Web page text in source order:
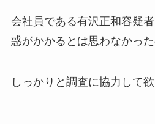
会社員である有沢正和容疑
惑がかかるとは思わなかった
しっかりと調査に協力して欲